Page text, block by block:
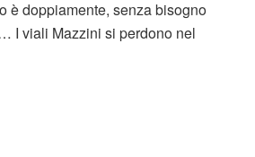
è doppiamente, senza bisogno
I viali Mazzini si perdono nel